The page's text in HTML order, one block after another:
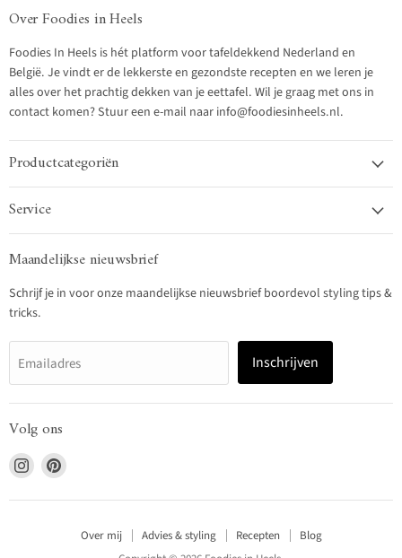
Over Foodies in Heels
Foodies In Heels is hét platform voor tafeldekkend Nederland en
België. Je vindt er de lekkerste en gezondste recepten en we leren je
alles over het prachtig dekken van je eettafel. Wil je graag met ons in
contact komen? Stuur een e-mail naar info@foodiesinheels.nl.
Productcategoriën
Service
Maandelijkse nieuwsbrief
Schrijf je in voor onze maandelijkse nieuwsbrief boordevol styling tips &
tricks.
Emailadres Inschrijven
Volg ons
Vind
ons
op
Vind
op
Over mij Advies & styling Recepten
Blog